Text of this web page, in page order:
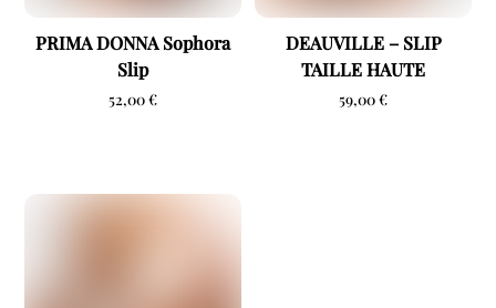
PRIMA DONNA Sophora
Slip
52,00€
DEAUVILLE – SLIP
TAILLE HAUTE
59,00€